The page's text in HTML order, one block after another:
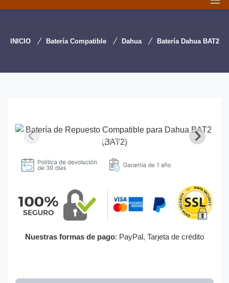
INICIO Batería Compatible Dahua Batería Dahua BAT2
Nuestras formas de pago: PayPal, Tarjeta de crédito